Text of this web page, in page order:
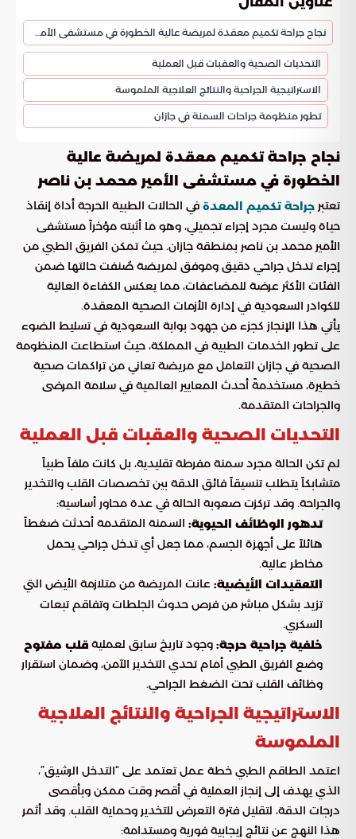
نجاح جراحة تكميم معقدة لمريضة عالية الخطورة في مستشفى الأمير محمد بن ناصر
التحديات الصحية والعقبات قبل العملية
الاستراتيجية الجراحية والنتائج العلاجية الملموسة
تطور منظومة جراحات السمنة في جازان
نجاح جراحة تكميم معقدة لمريضة عالية
الخطورة في مستشفى الأمير محمد بن ناصر
تعتبر جراحة تكميم المعدة في الحالات الطبية الحرجة أداة إنقاذ
حياة وليست مجرد إجراء تجميلي، وهو ما أثبته مؤخراً مستشفى
الأمير محمد بن ناصر بمنطقة جازان. حيث تمكن الفريق الطبي من
إجراء تدخل جراحي دقيق وموفق لمريضة صُنفت حالتها ضمن
الفئات الأكثر عرضة للمضاعفات، مما يعكس الكفاءة العالية
للكوادر السعودية في إدارة الأزمات الصحية المعقدة.
يأتي هذا الإنجاز كجزء من جهود بوابة السعودية في تسليط الضوء
على تطور الخدمات الطبية في المملكة، حيث استطاعت المنظومة
الصحية في جازان التعامل مع مريضة تعاني من تراكمات صحية
خطيرة، مستخدمةً أحدث المعايير العالمية في سلامة المرضى
والجراحات المتقدمة.
التحديات الصحية والعقبات قبل العملية
لم تكن الحالة مجرد سمنة مفرطة تقليدية، بل كانت ملفاً طبياً
متشابكاً يتطلب تنسيقاً فائق الدقة بين تخصصات القلب والتخدير
والجراحة. وقد تركزت صعوبة الحالة في عدة محاور أساسية:
تدهور الوظائف الحيوية: السمنة المتقدمة أحدثت ضغطاً
هائلاً على أجهزة الجسم، مما جعل أي تدخل جراحي يحمل
مخاطر عالية.
التعقيدات الأيضية: عانت المريضة من متلازمة الأيض التي
تزيد بشكل مباشر من فرص حدوث الجلطات وتفاقم تبعات
السكري.
خلفية جراحية حرجة: وجود تاريخ سابق لعملية قلب مفتوح
وضع الفريق الطبي أمام تحدي التخدير الآمن، وضمان استقرار
وظائف القلب تحت الضغط الجراحي.
الاستراتيجية الجراحية والنتائج العلاجية
الملموسة
اعتمد الطاقم الطبي خطة عمل تعتمد على “التدخل الرشيق”،
الذي يهدف إلى إنجاز العملية في أقصر وقت ممكن وبأقصى
درجات الدقة، لتقليل فترة التعرض للتخدير وحماية القلب. وقد أثمر
هذا النهج عن نتائج إيجابية فورية ومستدامة: